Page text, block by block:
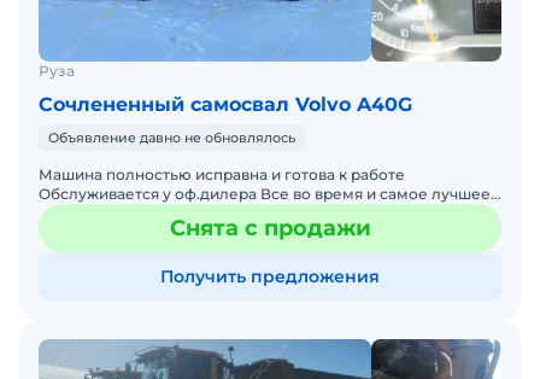
Руза
Сочлененный самосвал Volvo A40G
Объявление давно не обновлялось
Машина полностью исправна и готова к работе
Обслуживается у оф.дилера Все во время и самое лучшее
Снята с продажи
Получить предложения